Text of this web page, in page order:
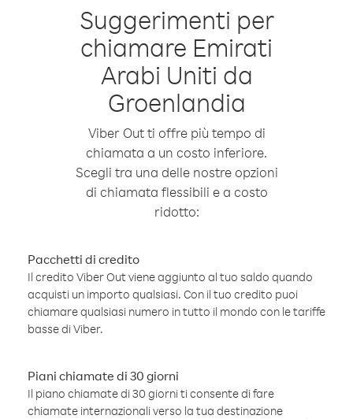
Suggerimenti per
chiamare Emirati
Arabi Uniti da
Groenlandia
Viber Out ti offre più tempo di
chiamata a un costo inferiore.
Scegli tra una delle nostre opzioni
di chiamata flessibili e a costo
ridotto:
Pacchetti di credito
Il credito Viber Out viene aggiunto al tuo saldo quando
acquisti un importo qualsiasi. Con il tuo credito puoi
chiamare qualsiasi numero in tutto il mondo con le tariffe
basse di Viber.
Piani chiamate di 30 giorni
Il piano chiamate di 30 giorni ti consente di fare
chiamate internazionali verso la tua destinazione